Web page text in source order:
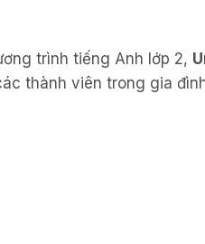
trình tiếng Anh lớp 2,
thành viên trong gia